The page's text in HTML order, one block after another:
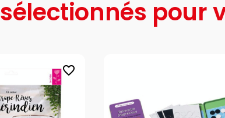
sélectionnés pour
favorite_border